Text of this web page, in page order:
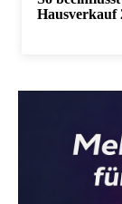
Hausverkauf